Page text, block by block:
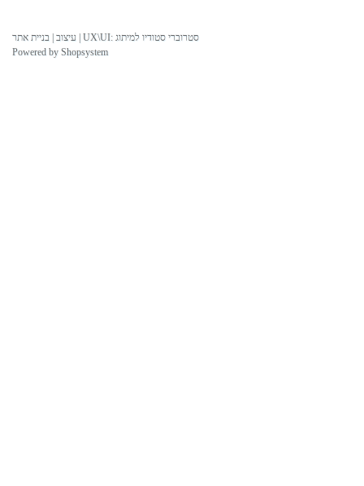
עיצוב | בניית אתר | UX\UI: סטרוברי סטודיו למיתוג
Powered by Shopsystem